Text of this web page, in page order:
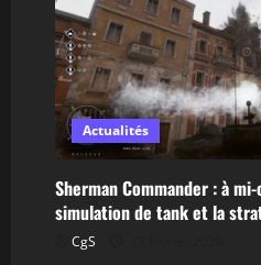
Actualités
Sherman Commander : à
simulation de tank et la
CgS